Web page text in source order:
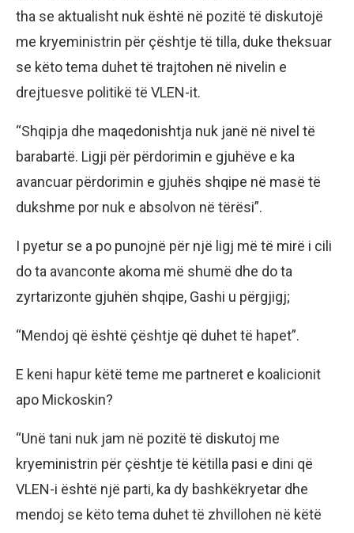
tha se aktualisht nuk është në pozitë të diskutojë
me kryeministrin për çështje të tilla, duke theksuar
se këto tema duhet të trajtohen në nivelin e
drejtuesve politikë të VLEN-it.
“Shqipja dhe maqedonishtja nuk janë në nivel të
barabartë. Ligji për përdorimin e gjuhëve e ka
avancuar përdorimin e gjuhës shqipe në masë të
dukshme por nuk e absolvon në tërësi”.
I pyetur se a po punojnë për një ligj më të mirë i cili
do ta avanconte akoma më shumë dhe do ta
zyrtarizonte gjuhën shqipe, Gashi u përgjigj;
“Mendoj që është çështje që duhet të hapet”.
E keni hapur këtë teme me partneret e koalicionit
apo Mickoskin?
“Unë tani nuk jam në pozitë të diskutoj me
kryeministrin për çështje të këtilla pasi e dini që
VLEN-i është një parti, ka dy bashkëkryetar dhe
mendoj se këto tema duhet të zhvillohen në këtë